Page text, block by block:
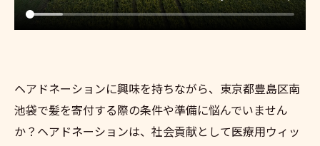
ヘアドネーションに興味を持ちながら、東京都豊島区南
池袋で髪を寄付する際の条件や準備に悩んでいません
か？ヘアドネーションは、社会貢献として医療用ウィッ